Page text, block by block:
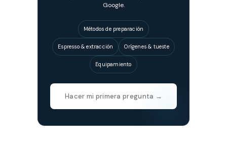
Google.
Métodos de preparación
Espresso & extracción Orígenes & tueste
Equipamiento
Hacer mi primera pregunta →